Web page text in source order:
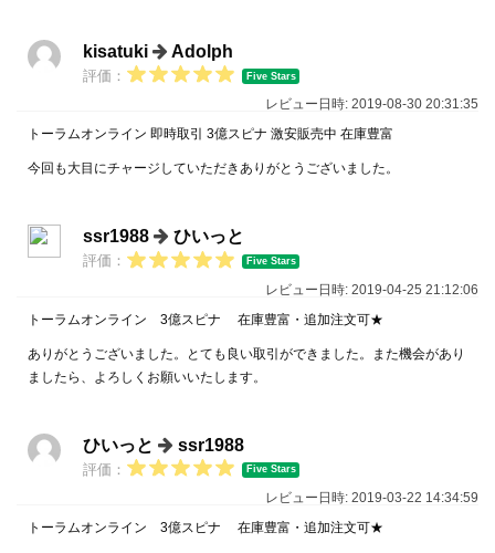
kisatuki Adolph
評価： Five Stars
レビュー日時: 2019-08-30 20:31:35
トーラムオンライン 即時取引 3億スピナ 激安販売中 在庫豊富
今回も大目にチャージしていただきありがとうございました。
ssr1988 ひいっと
評価： Five Stars
レビュー日時: 2019-04-25 21:12:06
トーラムオンライン 3億スピナ 在庫豊富・追加注文可★
ありがとうございました。とても良い取引ができました。また機会があり
ましたら、よろしくお願いいたします。
ひいっと ssr1988
評価： Five Stars
レビュー日時: 2019-03-22 14:34:59
トーラムオンライン 3億スピナ 在庫豊富・追加注文可★